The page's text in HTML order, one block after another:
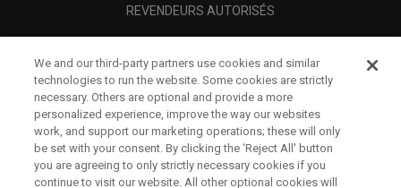
REVENDEURS AUTORISÉS
A PROPOS
MENTIONS LÉGALES
We and our third-party partners use cookies and similar
technologies to run the website. Some cookies are strictly
necessary. Others are optional and provide a more
personalized experience, improve the way our websites
work, and support our marketing operations; these will only
be set with your consent. By clicking the ‘Reject All' button
you are agreeing to only strictly necessary cookies if you
continue to visit our website. All other optional cookies will